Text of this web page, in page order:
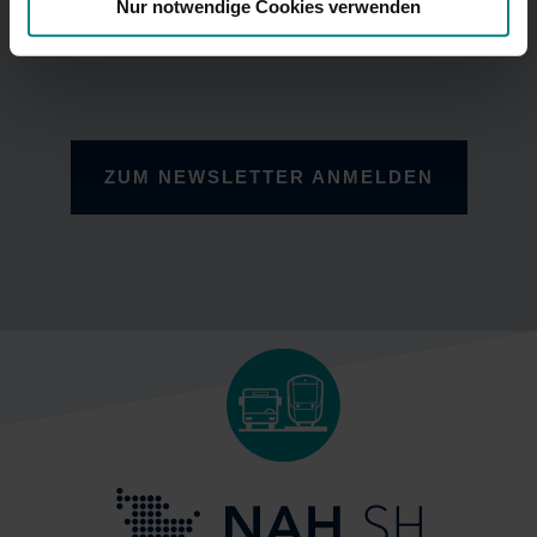
Nur notwendige Cookies verwenden
ZUM NEWSLETTER ANMELDEN